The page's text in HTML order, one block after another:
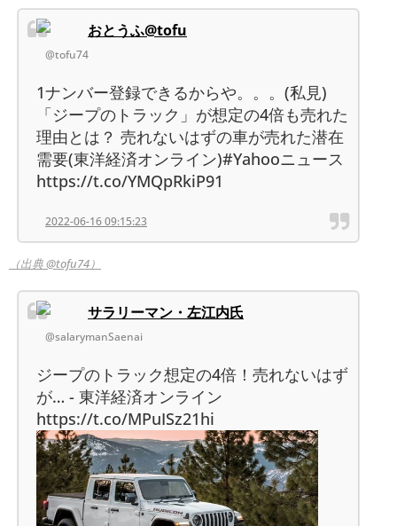
おとうふ@tofu
@tofu74
1ナンバー登録できるからや。。。(私見)
「ジープのトラック」が想定の4倍も売れた
理由とは？ 売れないはずの車が売れた潜在
需要(東洋経済オンライン)#Yahooニュース
https://t.co/YMQpRkiP91
2022-06-16 09:15:23
（出典 @tofu74）
サラリーマン・左江内氏
@salarymanSaenai
ジープのトラック想定の4倍！売れないはず
が… - 東洋経済オンライン
https://t.co/MPuISz21hi